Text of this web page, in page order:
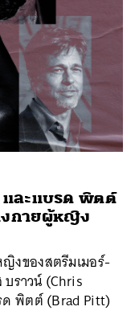
และแบรด พิตต์
งกายผู้หญิง
งของสตรีมเมอร์-
ราวน์ (Chris
พิตต์ (Brad Pitt)